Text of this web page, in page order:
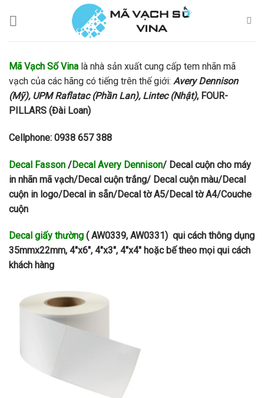
Mã Vạch Số Vina là nhà sản xuất cung cấp tem nhãn mã
vạch của các hãng có tiếng trên thế giới: Avery Dennison
(Mỹ), UPM Raflatac (Phần Lan), Lintec (Nhật), FOUR-
PILLARS (Đài Loan)
Cellphone: 0938 657 388
Decal Fasson /Decal Avery Dennison/ Decal cuộn cho máy
in nhãn mã vạch/Decal cuộn trắng/ Decal cuộn màu/Decal
cuộn in logo/Decal in sẵn/Decal tờ A5/Decal tờ A4/Couche
cuộn
Decal giấy thường ( AW0339, AW0331) qui cách thông dụng
35mmx22mm, 4″x6″, 4″x3″, 4″x4″ hoặc bế theo mọi qui cách
khách hàng